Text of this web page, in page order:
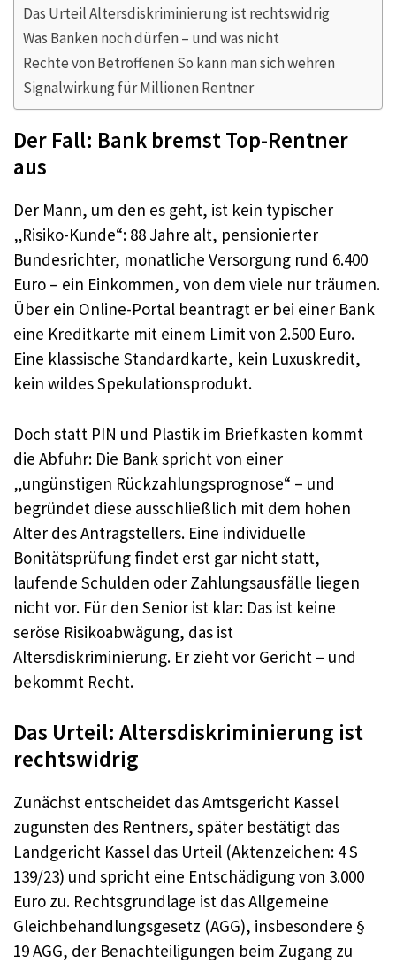
Das Urteil Altersdiskriminierung ist rechtswidrig
Was Banken noch dürfen – und was nicht
Rechte von Betroffenen So kann man sich wehren
Signalwirkung für Millionen Rentner
Der Fall: Bank bremst Top-Rentner
aus
Der Mann, um den es geht, ist kein typischer
„Risiko-Kunde“: 88 Jahre alt, pensionierter
Bundesrichter, monatliche Versorgung rund 6.400
Euro – ein Einkommen, von dem viele nur träumen.
Über ein Online-Portal beantragt er bei einer Bank
eine Kreditkarte mit einem Limit von 2.500 Euro.
Eine klassische Standardkarte, kein Luxuskredit,
kein wildes Spekulationsprodukt.
Doch statt PIN und Plastik im Briefkasten kommt
die Abfuhr: Die Bank spricht von einer
„ungünstigen Rückzahlungsprognose“ – und
begründet diese ausschließlich mit dem hohen
Alter des Antragstellers. Eine individuelle
Bonitätsprüfung findet erst gar nicht statt,
laufende Schulden oder Zahlungsausfälle liegen
nicht vor. Für den Senior ist klar: Das ist keine
seröse Risikoabwägung, das ist
Altersdiskriminierung. Er zieht vor Gericht – und
bekommt Recht.
Das Urteil: Altersdiskriminierung ist
rechtswidrig
Zunächst entscheidet das Amtsgericht Kassel
zugunsten des Rentners, später bestätigt das
Landgericht Kassel das Urteil (Aktenzeichen: 4 S
139/23) und spricht eine Entschädigung von 3.000
Euro zu. Rechtsgrundlage ist das Allgemeine
Gleichbehandlungsgesetz (AGG), insbesondere §
19 AGG, der Benachteiligungen beim Zugang zu